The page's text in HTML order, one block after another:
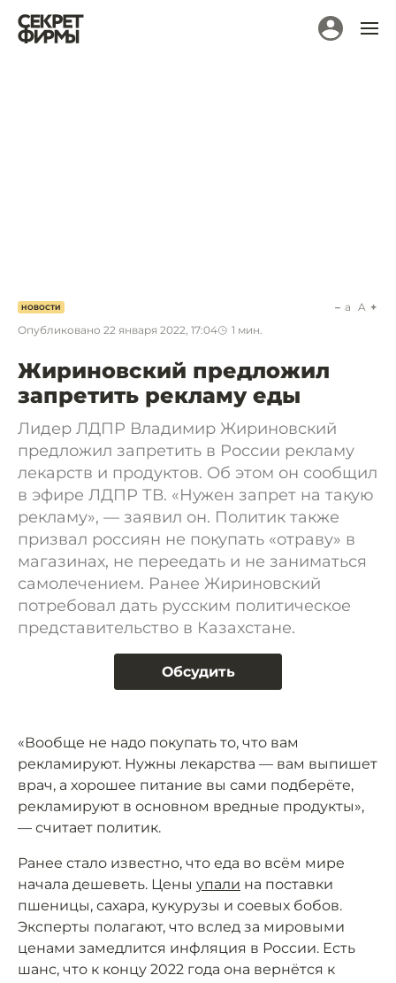
НОВОСТИ
Опубликовано 22 января 2022, 17:04 1 мин.
a A
Жириновский предложил
запретить рекламу еды
Лидер ЛДПР Владимир Жириновский
предложил запретить в России рекламу
лекарств и продуктов. Об этом он сообщил
в эфире ЛДПР ТВ. «Нужен запрет на такую
рекламу», — заявил он. Политик также
призвал россиян не покупать «отраву» в
магазинах, не переедать и не заниматься
самолечением. Ранее Жириновский
потребовал дать русским политическое
представительство в Казахстане.
Обсудить
«Вообще не надо покупать то, что вам
рекламируют. Нужны лекарства — вам выпишет
врач, а хорошее питание вы сами подберёте,
рекламируют в основном вредные продукты»,
— считает политик.
Ранее стало известно, что еда во всём мире
начала дешеветь. Цены упали на поставки
пшеницы, сахара, кукурузы и соевых бобов.
Эксперты полагают, что вслед за мировыми
ценами замедлится инфляция в России. Есть
шанс, что к концу 2022 года она вернётся к